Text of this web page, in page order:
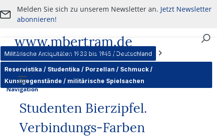
Zum Hauptinhalt springen
Melden Sie sich zu unserem Newsletter an. Jetzt Newsletter
abonnieren!
www.mbertram.de
An- und Verkauf von militärischen Antiquitäten
Navigation
Militärische Antiquitäten 1933 bis 1945 / Deutschland
Reservistika / Studentika / Porzellan / Schmuck /
Kunstgegenstände / militärische Spielsachen
Studenten Bierzipfel.
Verbindungs-Farben